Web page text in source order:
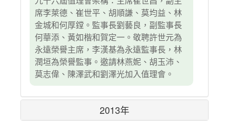
席李萊德、崔世平、胡順謙、莫均益、林
金城和何厚鏜。監事長劉藝良，副監事長
何華添、黃如楷和賀定一。敬聘許世元為
永遠榮譽主席，李漢基為永遠監事長，林
潤垣為榮譽監事。邀請林燕妮、胡玉沛、
莫志偉、陳澤武和劉澤光加入值理會。
2013年